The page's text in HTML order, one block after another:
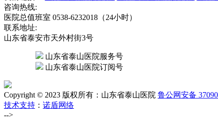
咨询热线:
医院总值班室 0538-6232018（24小时）
联系地址:
山东省泰安市天外村街3号
山东省泰山医院服务号
山东省泰山医院订阅号
Copyright © 2023 版权所有：山东省泰山医院 鲁公网安备
技术支持 ： 诺盾网络
-->